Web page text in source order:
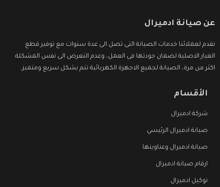
عن صيانة ادميرال
نقدم لعملائنا خدمات الصيانة التى تصل الى عدة سنوات مع توفير قطع
الغيار الاصلية لضمان جودتها فى العمل، وعدم التعرض الى نفس المشكلة
اكثر من مرة، الصيانة لجميع الاجهزة الكهربائية تتم بشكل سريع ومتميز.
الأقسام
شركة ادميرال
صيانة ادميرال الرئيسي
صيانة ادميرال وعناوينها
ارقام صيانة ادميرال
توكيل ادميرال